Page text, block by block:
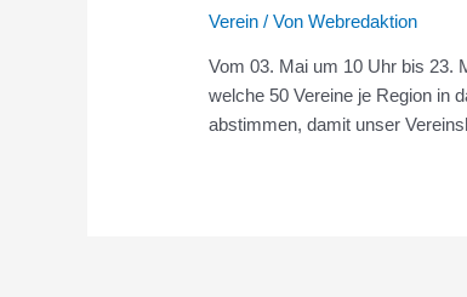
Verein / VonWebredaktion
Vom 03. Mai um 10 Uhr bis 23.
welche 50 Vereine je Region in
abstimmen, damit unser